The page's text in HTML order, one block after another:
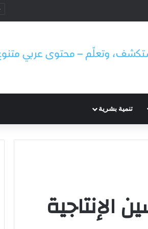
تنمية بشرية
الإنتاجية